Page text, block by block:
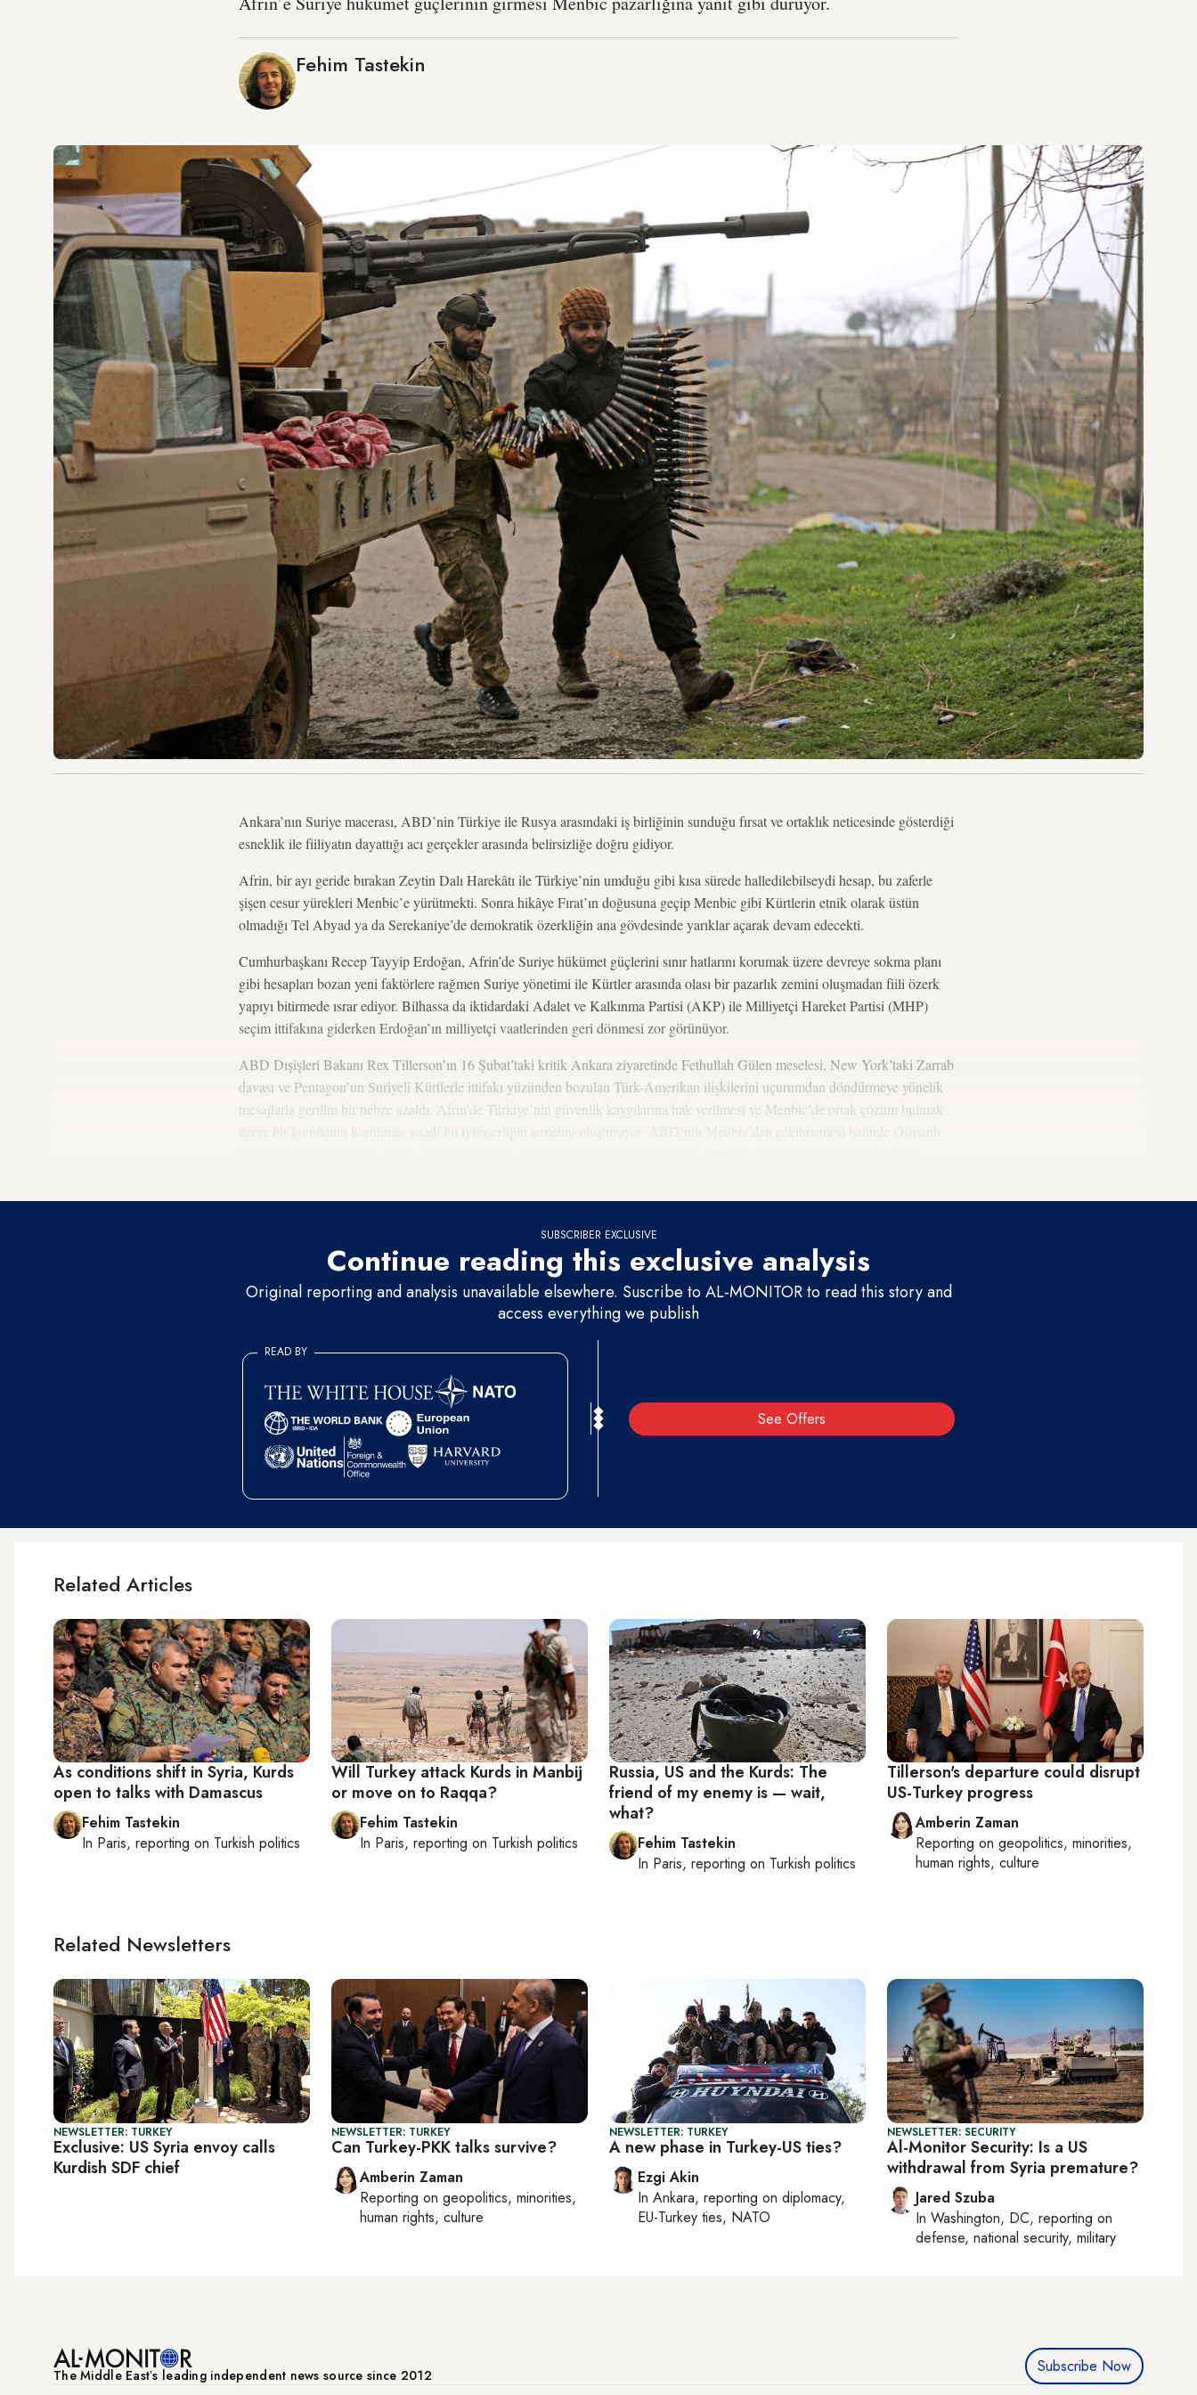
Fehim Tastekin
Ankara’nın Suriye macerası, ABD’nin Türkiye ile Rusya arasındaki iş birliğinin sunduğu fırsat ve ortaklık neticesinde gösterdiği
esneklik ile fiiliyatın dayattığı acı gerçekler arasında belirsizliğe doğru gidiyor.
Afrin, bir ayı geride bırakan Zeytin Dalı Harekâtı ile Türkiye’nin umduğu gibi kısa sürede halledilebilseydi hesap, bu zaferle
şişen cesur yürekleri Menbic’e yürütmekti. Sonra hikâye Fırat’ın doğusuna geçip Menbic gibi Kürtlerin etnik olarak üstün
olmadığı Tel Abyad ya da Serekaniye’de demokratik özerkliğin ana gövdesinde yarıklar açarak devam edecekti.
Cumhurbaşkanı Recep Tayyip Erdoğan, Afrin’de Suriye hükümet güçlerini sınır hatlarını korumak üzere devreye sokma planı
gibi hesapları bozan yeni faktörlere rağmen Suriye yönetimi ile Kürtler arasında olası bir pazarlık zemini oluşmadan fiili özerk
yapıyı bitirmede ısrar ediyor. Bilhassa da iktidardaki Adalet ve Kalkınma Partisi (AKP) ile Milliyetçi Hareket Partisi (MHP)
seçim ittifakına giderken Erdoğan’ın milliyetçi vaatlerinden geri dönmesi zor görünüyor.
ABD Dışişleri Bakanı Rex Tillerson’ın 16 Şubat’taki kritik Ankara ziyaretinde Fethullah Gülen meselesi, New York’taki Zarrab
davası ve Pentagon’un Suriyeli Kürtlerle ittifakı yüzünden bozulan Türk-Amerikan ilişkilerini uçurumdan döndürmeye yönelik
mesajlarla gerilim bir nebze azaldı. Afrin’de Türkiye’nin güvenlik kaygılarına hak verilmesi ve Menbic’de ortak çözüm bulmak
SUBSCRIBER EXCLUSIVE
Continue reading this exclusive analysis
Original reporting and analysis unavailable elsewhere. Suscribe to AL-MONITOR to read this story and
access everything we publish
See Offers
READ BY
Related Articles
As conditions shift in Syria, Kurds
open to talks with Damascus
Fehim Tastekin
In Paris, reporting on Turkish politics
Will Turkey attack Kurds in Manbij
or move on to Raqqa?
Fehim Tastekin
In Paris, reporting on Turkish politics
Russia, US and the Kurds: The
friend of my enemy is — wait,
what?
Fehim Tastekin
In Paris, reporting on Turkish politics
Tillerson's departure could disrupt
US-Turkey progress
Amberin Zaman
Reporting on geopolitics, minorities,
human rights, culture
Related Newsletters
NEWSLETTER: TURKEY
Exclusive: US Syria envoy calls
Kurdish SDF chief
NEWSLETTER: TURKEY
Can Turkey-PKK talks survive?
Amberin Zaman
Reporting on geopolitics, minorities,
human rights, culture
NEWSLETTER: TURKEY
A new phase in Turkey-US ties?
Ezgi Akin
In Ankara, reporting on diplomacy,
EU-Turkey ties, NATO
NEWSLETTER: SECURITY
Al-Monitor Security: Is a US
withdrawal from Syria premature?
Jared Szuba
In Washington, DC, reporting on
defense, national security, military
The Middle Eastʼs leading independent news source since 2012 Subscribe Now